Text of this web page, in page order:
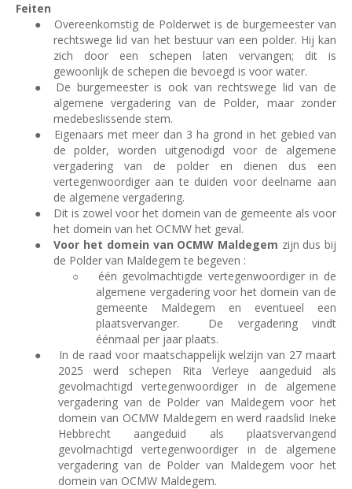
Feiten
●
Overeenkomstig de Polderwet is de burgemeester van
rechtswege lid van het bestuur van een polder. Hij kan
zich door een schepen laten vervangen; dit is
gewoonlijk de schepen die bevoegd is voor water.
●
De burgemeester is ook van rechtswege lid van de
algemene vergadering van de Polder, maar zonder
medebeslissende stem.
●
Eigenaars met meer dan 3 ha grond in het gebied van
de polder, worden uitgenodigd voor de algemene
vergadering van de polder en dienen dus een
vertegenwoordiger aan te duiden voor deelname aan
de algemene vergadering.
●
Dit is zowel voor het domein van de gemeente als voor
het domein van het OCMW het geval.
●
Voor het domein van OCMW Maldegem zijn dus bij
de Polder van Maldegem te begeven :
○
één gevolmachtigde vertegenwoordiger in de
algemene vergadering voor het domein van de
gemeente Maldegem en eventueel een
plaatsvervanger.
De vergadering vindt
éénmaal per jaar plaats.
●
In de raad voor maatschappelijk welzijn van 27 maart
2025 werd schepen Rita Verleye aangeduid als
gevolmachtigd vertegenwoordiger in de algemene
vergadering van de Polder van Maldegem voor het
domein van OCMW Maldegem en werd raadslid Ineke
Hebbrecht
aangeduid als plaatsvervangend
gevolmachtigd vertegenwoordiger in de algemene
vergadering van de Polder van Maldegem voor het
domein van OCMW Maldegem.